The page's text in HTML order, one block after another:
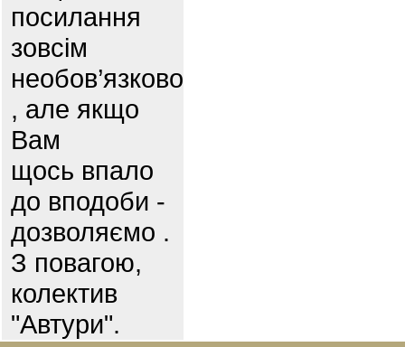
посилання
зовсім
необов’язково
, але якщо
Вам
щось впало
до вподоби -
дозволяємо .
З повагою,
колектив
"Автури".